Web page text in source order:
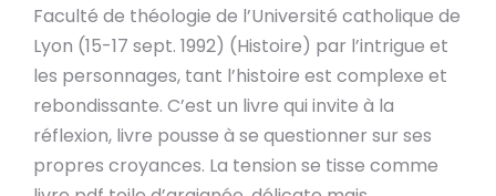
Faculté de théologie de l’Université catholique de
Lyon (15-17 sept. 1992) (Histoire) par l’intrigue et
les personnages, tant l’histoire est complexe et
rebondissante. C’est un livre qui invite à la
réflexion, livre pousse à se questionner sur ses
propres croyances. La tension se tisse comme